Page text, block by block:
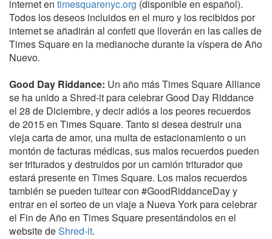
internet en timesquarenyc.org (disponible en español).
Todos los deseos incluidos en el muro y los recibidos por
internet se añadirán al confeti que lloverán en las calles de
Times Square en la medianoche durante la víspera de Año
Nuevo.
Good Day Riddance: Un año más Times Square Alliance
se ha unido a Shred-it para celebrar Good Day Riddance
el 28 de Diciembre, y decir adiós a los peores recuerdos
de 2015 en Times Square. Tanto si desea destruir una
vieja carta de amor, una multa de estacionamiento o un
montón de facturas médicas, sus malos recuerdos pueden
ser triturados y destruidos por un camión triturador que
estará presente en Times Square. Los malos recuerdos
también se pueden tuitear con #GoodRiddanceDay y
entrar en el sorteo de un viaje a Nueva York para celebrar
el Fin de Año en Times Square presentándolos en el
website deShred-it.